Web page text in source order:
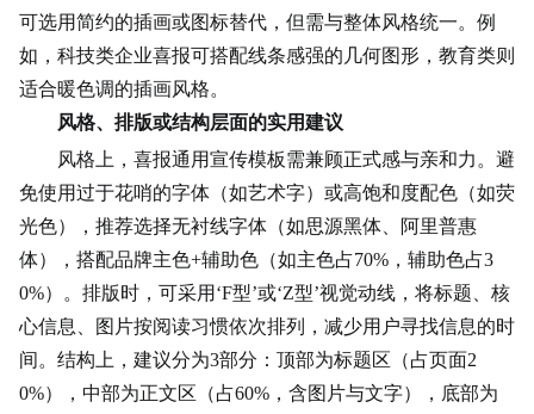
可选用简约的插画或图标替代，但需与整体风格统一。例
如，科技类企业喜报可搭配线条感强的几何图形，教育类则
适合暖色调的插画风格。
风格、排版或结构层面的实用建议
风格上，喜报通用宣传模板需兼顾正式感与亲和力。避
免使用过于花哨的字体（如艺术字）或高饱和度配色（如荧
光色），推荐选择无衬线字体（如思源黑体、阿里普惠
体），搭配品牌主色+辅助色（如主色占70%，辅助色占3
0%）。排版时，可采用‘F型’或‘Z型’视觉动线，将标题、核
心信息、图片按阅读习惯依次排列，减少用户寻找信息的时
间。结构上，建议分为3部分：顶部为标题区（占页面2
0%），中部为正文区（占60%，含图片与文字），底部为